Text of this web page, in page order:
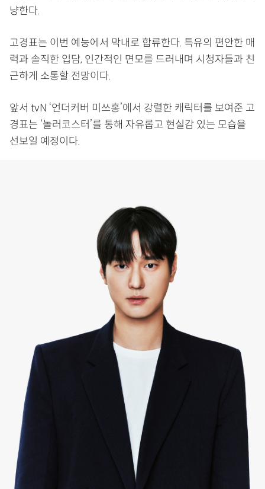
냥한다.
고경표는 이번 예능에서 막내로 합류한다. 특유의 편안한 매
력과 솔직한 입담, 인간적인 면모를 드러내며 시청자들과 친
근하게 소통할 전망이다.
앞서 tvN ‘언더커버 미쓰홍’에서 강렬한 캐릭터를 보여준 고
경표는 ‘놀러코스터’를 통해 자유롭고 현실감 있는 모습을
선보일 예정이다.